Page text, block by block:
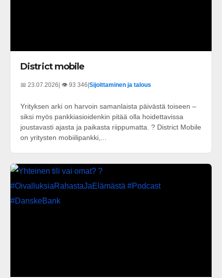
District mobile
📅 23.07.2026| 👁️ 93 346|Sijoittaminen ja talous
Yrityksen arki on harvoin samanlaista päivästä toiseen –
siksi myös pankkiasioidenkin pitää olla hoidettavissa
joustavasti ajasta ja paikasta riippumatta. ? District Mobile
on yritysten mobiilipankki,...